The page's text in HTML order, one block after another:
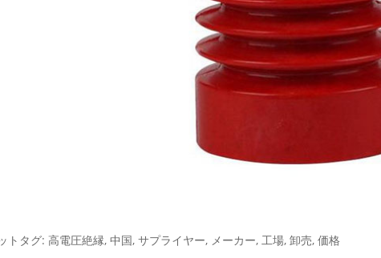
トタグ: 高電圧絶縁, 中国, サプライヤー, メーカー, 工場, 卸売, 価格